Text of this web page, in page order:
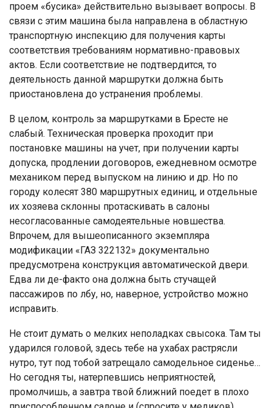
проем «бусика» действительно вызывает вопросы. В
связи с этим машина была направлена в областную
транспортную инспекцию для получения карты
соответствия требованиям нормативно-правовых
актов. Если соответствие не подтвердится, то
деятельность данной маршрутки должна быть
приостановлена до устранения проблемы.
В целом, контроль за маршрутками в Бресте не
слабый. Техническая проверка проходит при
постановке машины на учет, при получении карты
допуска, продлении договоров, ежедневном осмотре
механиком перед выпуском на линию и др. Но по
городу колесят 380 маршрутных единиц, и отдельные
их хозяева склонны протаскивать в салоны
несогласованные самодеятельные новшества.
Впрочем, для вышеописанного экземпляра
модификации «ГАЗ 322132» документально
предусмотрена конструкция автоматической двери.
Едва ли де-факто она должна быть стучащей
пассажиров по лбу, но, наверное, устройство можно
исправить.
Не стоит думать о мелких неполадках свысока. Там ты
ударился головой, здесь тебе на ухабах растрясли
нутро, тут под тобой затрещало самодельное сиденье…
Но сегодня ты, натерпевшись неприятностей,
промолчишь, а завтра твой ближний поедет в плохо